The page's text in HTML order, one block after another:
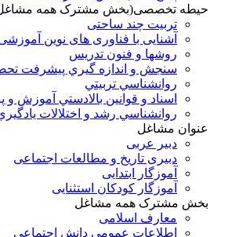
حیطه تخصصی(بخش مشترک همه
تربیت چند ساحتی
آشنایی با فناوری های نوین
روشها و فنون تدريس
سنجش و اندازه گيري پيشرفت
روانشناسي تربيتي
اسناد و قوانين بالادستي آموزش
روانشناسي رشد و اختلالات
عنوان مشاغل
دبير عربی
دبیری تاریخ و مطالعات اجتماعی
آموزگار ابتدایی
آموزگار کودکان استثنایی
بخش مشترک همه مشاغل
معارف اسلامی
اطلاعات عمومی دانش اجتماعی